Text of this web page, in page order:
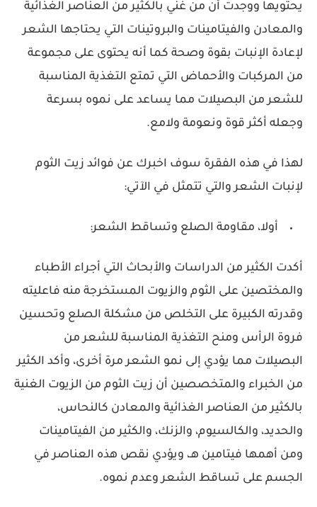
يحتويها ووجدت أن من غني بالكثير من العناصر الغذائية
والمعادن والفيتامينات والبروتينات التي يحتاجها الشعر
لإعادة الإنبات بقوة وصحة كما أنه يحتوى على مجموعة
من المركبات والأحماض التي تمتع التغذية المناسبة
للشعر من البصيلات مما يساعد على نموه بسرعة
وجعله أكثر قوة ونعومة ولامع.
لهذا في هذه الفقرة سوف اخبرك عن فوائد زيت الثوم
لإنبات الشعر والتي تتمثل في الآتي:
أولا، مقاومة الصلع وتساقط الشعر:
أكدت الكثير من الدراسات والأبحاث التي أجراء الأطباء
والمختصين على الثوم والزيوت المستخرجة منه فاعليته
وقدرته الكبيرة على التخلص من مشكلة الصلع وتحسين
فروة الرأس ومنح التغذية المناسبة للشعر من
البصيلات مما يؤدي إلى نمو الشعر مرة أخرى، وأكد الكثير
من الخبراء والمتخصصين أن زيت الثوم من الزيوت الغنية
بالكثير من العناصر الغذائية والمعادن كالنحاس،
والحديد، والكالسيوم، والزنك، والكثير من الفيتامينات
ومن أهمها فيتامين هـ، ويؤدي نقص هذه العناصر في
الجسم على تساقط الشعر وعدم نموه.